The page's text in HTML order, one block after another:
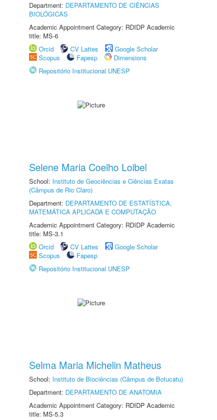
Department: DEPARTAMENTO DE CIÊNCIAS
BIOLÓGICAS
Academic Appointment Category: RDIDP Academic
title: MS-6
Orcid
CV Lattes
Google Scholar
Scopus
Fapesp
Dimensions
Repositório Institucional UNESP
Selene Maria Coelho Loibel
School: Instituto de Geociências e Ciências Exatas
(Câmpus de Rio Claro)
Department: DEPARTAMENTO DE ESTATÍSTICA,
MATEMÁTICA APLICADA E COMPUTAÇÃO
Academic Appointment Category: RDIDP Academic
title: MS-3.1
Orcid
CV Lattes
Google Scholar
Scopus
Fapesp
Repositório Institucional UNESP
Selma Maria Michelin Matheus
School: Instituto de Biociências (Câmpus de Botucatu)
Department: DEPARTAMENTO DE ANATOMIA
Academic Appointment Category: RDIDP Academic
title: MS-5.3